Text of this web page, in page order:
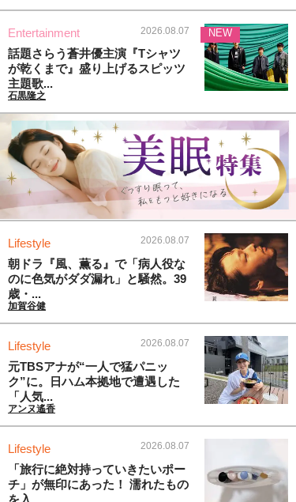
Entertainment 2026.08.07
話題さらう蒼井優主演『Tシャツ
が乾くまで』盛り上げるスピッツ
主題歌...
石黒隆之
NEW
Lifestyle 2026.08.07
朝ドラ『風、薫る』で「病人役な
のに色気がダダ漏れ」と騒然。39
歳・...
加賀谷健
Lifestyle 2026.08.07
元TBSアナが“一人で猛パニッ
ク”に。日ハム本拠地で遭遇した
「人気...
アンヌ遙香
Lifestyle 2026.08.07
「旅行に絶対持っていきたいポー
チ」が無印にあった！ 濡れたもの
を入...